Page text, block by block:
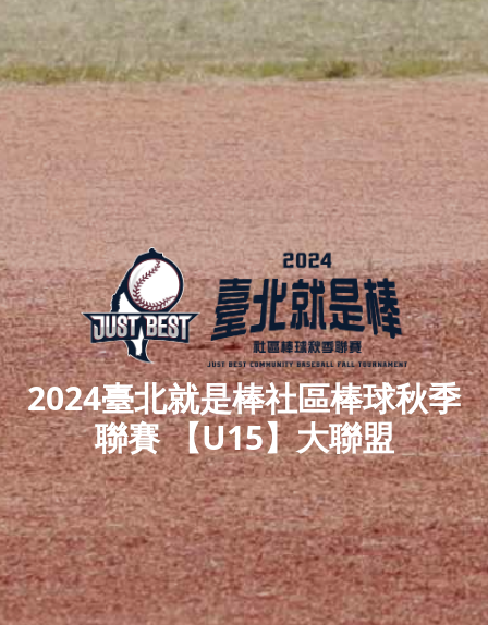
2024臺北就是棒社區棒球秋季
聯賽 【U15】大聯盟